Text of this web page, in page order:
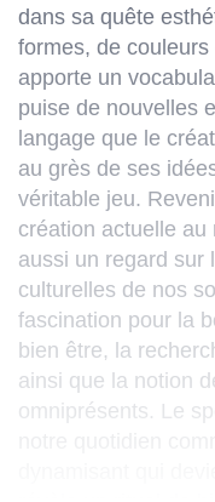
dans sa quête
formes, de
apporte un
puise de nouvelles
langage que le
au grès de ses
véritable jeu.
création actuelle au
aussi un regard sur
culturelles de nos
fascination pour la
bien être, la
ainsi que la notion
omniprésents. Le